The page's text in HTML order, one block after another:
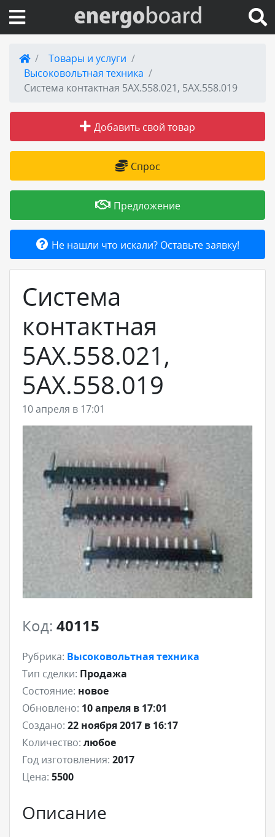
Вход на сайт
Поиск по сайту
Публикации
Справка
Товары и услуги
Добавить товар или услугу
Товары и услуги
Высоковольтная техника
Cистема контактная 5АХ.558.021, 5АХ.558.019
Добавить свой товар
Спрос
Предложение
Не нашли что искали? Оставьте заявку!
Cистема
контактная
5АХ.558.021,
5АХ.558.019
10 апреля в 17:01
Код: 40115
Рубрика: Высоковольтная техника
Тип сделки: Продажа
Состояние: новое
Обновлено: 10 апреля в 17:01
Создано: 22 ноября 2017 в 16:17
Количество: любое
Год изготовления: 2017
Цена: 5500
Описание